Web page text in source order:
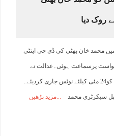
روک دیا
میں محمد خان بھٹی کی ڈی جی اینٹی
پرسماعت ہوئی۔عدالت نے
توہین عدالت کی درخواست پرفریقین کو24 مئی کیلئے نوٹس جاری کردیئے۔
سیکرٹری محمد مزید پڑھیں